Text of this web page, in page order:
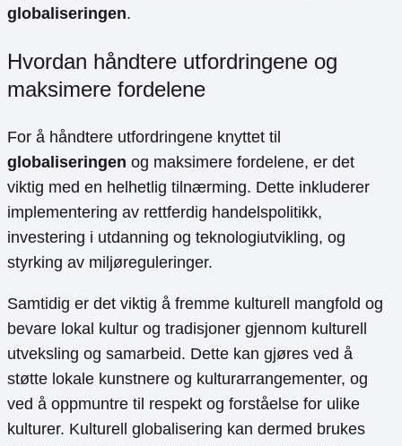
globaliseringen.
Hvordan håndtere utfordringene og
maksimere fordelene
For å håndtere utfordringene knyttet til
globaliseringen og maksimere fordelene, er det
viktig med en helhetlig tilnærming. Dette inkluderer
implementering av rettferdig handelspolitikk,
investering i utdanning og teknologiutvikling, og
styrking av miljøreguleringer.
Samtidig er det viktig å fremme kulturell mangfold og
bevare lokal kultur og tradisjoner gjennom kulturell
utveksling og samarbeid. Dette kan gjøres ved å
støtte lokale kunstnere og kulturarrangementer, og
ved å oppmuntre til respekt og forståelse for ulike
kulturer. Kulturell globalisering kan dermed brukes